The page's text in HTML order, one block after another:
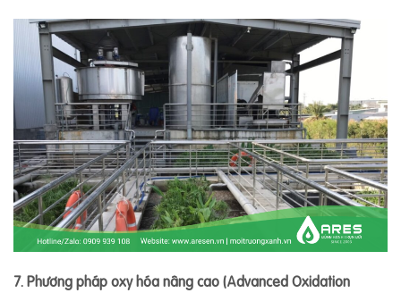
7. Phương pháp oxy hóa nâng cao (Advanced Oxidation